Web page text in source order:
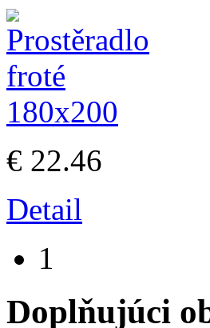
€ 22.46
Detail
1
Doplňujúci